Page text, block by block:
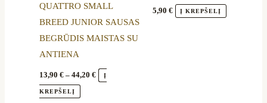
QUATTRO SMALL
BREED JUNIOR SAUSAS
BEGRŪDIS MAISTAS SU
ANTIENA
13,90€ – 44,20€ Į
KREPŠELĮ
chosen
on
the
page
5,90 € Į KREPŠELĮ